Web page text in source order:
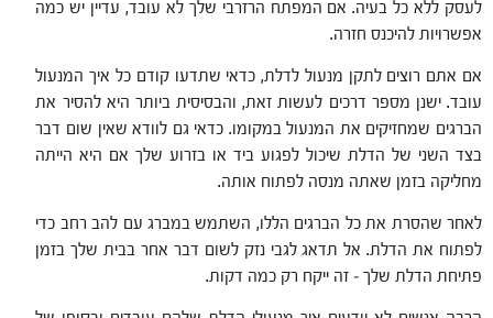
לעסק ללא כל בעיה. אם המפתח הרזרבי שלך לא עובד, עדיין יש כמה
אפשרויות להיכנס חזרה.
אם אתם רוצים לתקן מנעול לדלת, כדאי שתדעו קודם כל איך המנעול
עובד. ישנן מספר דרכים לעשות זאת, והבסיסית ביותר היא להסיר את
הברגים שמחזיקים את המנעול במקומו. כדאי גם לוודא שאין שום דבר
בצד השני של הדלת שיכול לפגוע ביד או בזרוע שלך אם היא הייתה
מחליקה בזמן שאתה מנסה לפתוח אותה.
לאחר שהסרת את כל הברגים הללו, השתמש במברג עם להב רחב כדי
לפתוח את הדלת. אל תדאג לגבי נזק לשום דבר אחר בבית שלך בזמן
פתיחת הדלת שלך – זה ייקח רק כמה דקות.